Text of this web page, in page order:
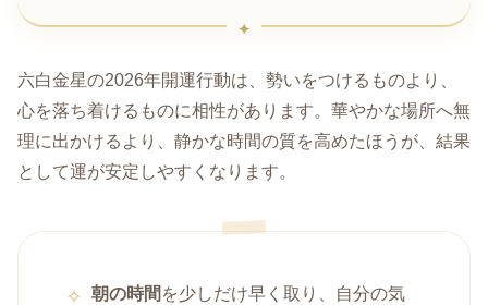
六白金星の2026年開運行動は、勢いをつけるものより、
心を落ち着けるものに相性があります。華やかな場所へ無
理に出かけるより、静かな時間の質を高めたほうが、結果
として運が安定しやすくなります。
朝の時間 を少しだけ早く取り、自分の気